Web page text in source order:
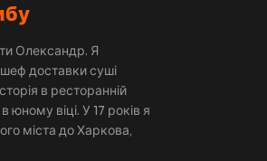
Олександр. Я
доставки суші
в ресторанній
юному віці. У 17 років я
міста до Харкова,